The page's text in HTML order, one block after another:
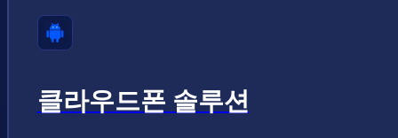
클라우드폰 솔루션